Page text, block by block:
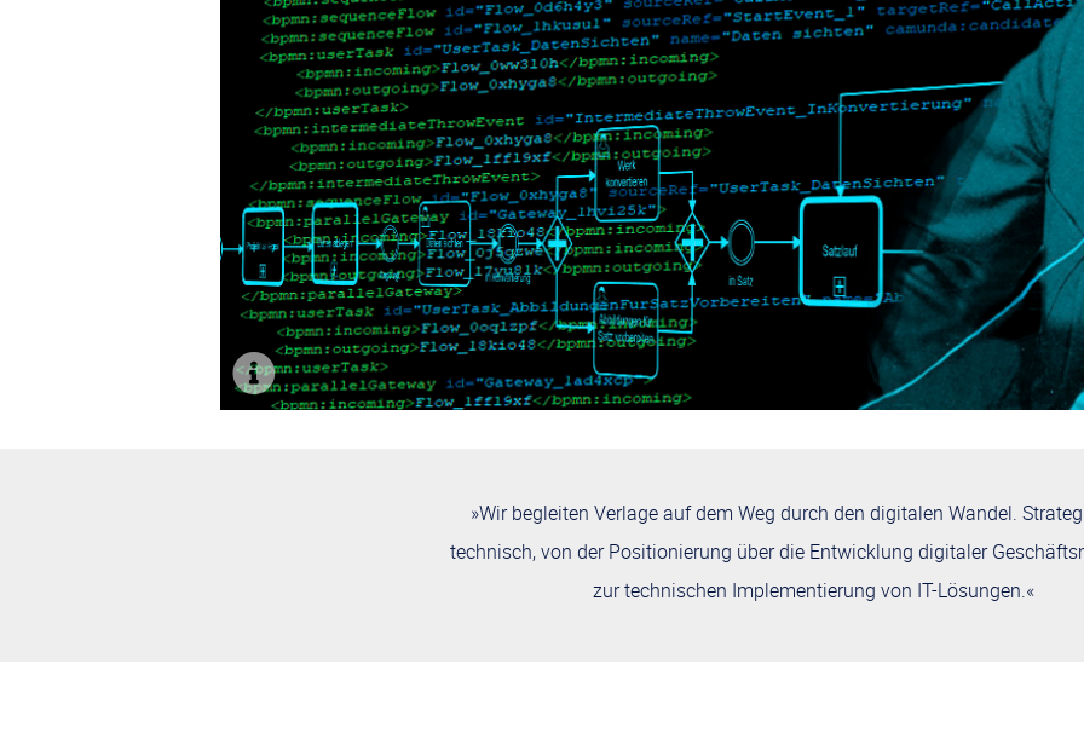

Conceptual Framework«. Darin beschreibt er den Grundstein für einen digitalen Wandel.
Foto: SRI International. CC BY-SA 3.0. Engelbart bei der Präsentation der Coumputermaus.
»Wir begleiten Verlage auf dem Weg durch den digitalen Wandel.
technisch, von der Positionierung über die Entwicklung digitaler
zur technischen Implementierung von IT-Lösungen.«